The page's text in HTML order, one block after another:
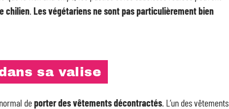
chilien Les végétariens ne sont pas particulièrement bien
sa valise
deporter des vêtements décontractés . L’un des vêtements